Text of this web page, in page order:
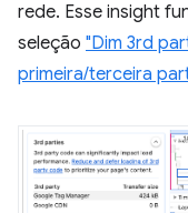
rede. Esse insight
seleção "Dim 3rd
primeira/terceira